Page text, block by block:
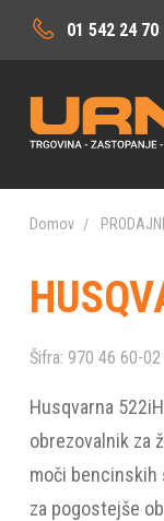
01 542 24 70
Domov
Šifra: 970 46 60-02
Husqvarna
obrezovalnik za
moči bencinskih
za pogostejše